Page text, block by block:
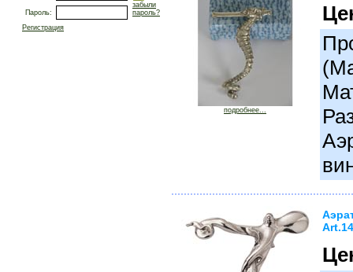
Пароль:
забыли
пароль?
Регистрация
подробнее...